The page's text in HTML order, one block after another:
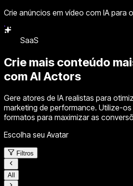
Crie anúncios em vídeo com IA para
SaaS
Crie mais conteúdo
comAI Actors
Gere atores de IA realistas para
marketing de performance. Utilize-
formatos para maximizar as
Escolha seu Avatar
Filtros
All